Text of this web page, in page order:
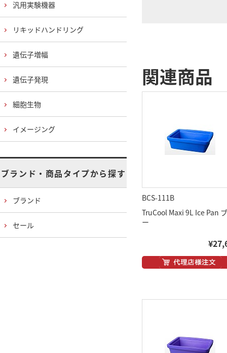
関連商品
BCS-111B
TruCool Maxi 9L Ice Pan
ー
汎用実験機器
リキッドハンドリング
遺伝子増幅
遺伝子発現
細胞生物
イメージング
ブランド・商品タイプから探す
ブランド
セール